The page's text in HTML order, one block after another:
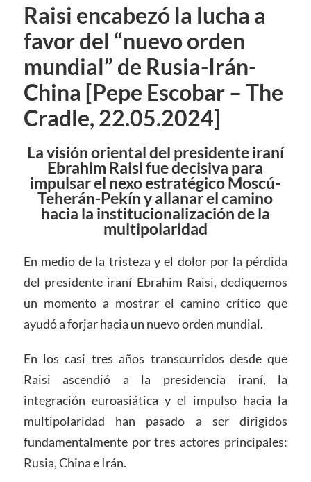
Raisi encabezó la lucha a
favor del “nuevo orden
mundial” de Rusia-Irán-
China [Pepe Escobar – The
Cradle, 22.05.2024]
La visión oriental del presidente iraní
Ebrahim Raisi fue decisiva para
impulsar el nexo estratégico Moscú-
Teherán-Pekín y allanar el camino
hacia la institucionalización de la
multipolaridad
En medio de la tristeza y el dolor por la pérdida
del presidente iraní Ebrahim Raisi, dediquemos
un momento a mostrar el camino crítico que
ayudó a forjar hacia un nuevo orden mundial.
En los casi tres años transcurridos desde que
Raisi ascendió a la presidencia iraní, la
integración euroasiática y el impulso hacia la
multipolaridad han pasado a ser dirigidos
fundamentalmente por tres actores principales:
Rusia, China e Irán.